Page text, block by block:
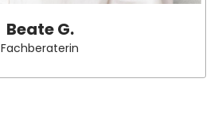
Beate G.
Fachberaterin